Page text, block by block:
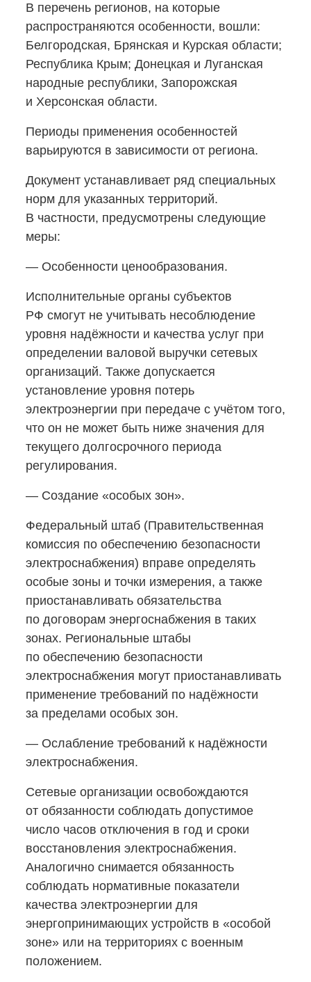
В перечень регионов, на которые
распространяются особенности, вошли:
Белгородская, Брянская и Курская области;
Республика Крым; Донецкая и Луганская
народные республики, Запорожская
и Херсонская области.
Периоды применения особенностей
варьируются в зависимости от региона.
Документ устанавливает ряд специальных
норм для указанных территорий.
В частности, предусмотрены следующие
меры:
— Особенности ценообразования.
Исполнительные органы субъектов
РФ смогут не учитывать несоблюдение
уровня надёжности и качества услуг при
определении валовой выручки сетевых
организаций. Также допускается
установление уровня потерь
электроэнергии при передаче с учётом того,
что он не может быть ниже значения для
текущего долгосрочного периода
регулирования.
— Создание «особых зон».
Федеральный штаб (Правительственная
комиссия по обеспечению безопасности
электроснабжения) вправе определять
особые зоны и точки измерения, а также
приостанавливать обязательства
по договорам энергоснабжения в таких
зонах. Региональные штабы
по обеспечению безопасности
электроснабжения могут приостанавливать
применение требований по надёжности
за пределами особых зон.
— Ослабление требований к надёжности
электроснабжения.
Сетевые организации освобождаются
от обязанности соблюдать допустимое
число часов отключения в год и сроки
восстановления электроснабжения.
Аналогично снимается обязанность
соблюдать нормативные показатели
качества электроэнергии для
энергопринимающих устройств в «особой
зоне» или на территориях с военным
положением.